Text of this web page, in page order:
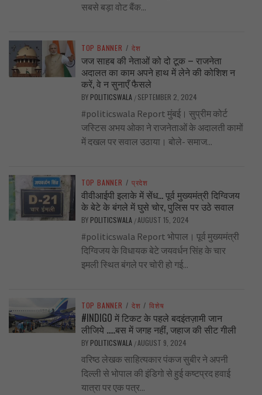
सबसे बड़ा वोट बैंक...
TOP BANNER / देश
जज साहब की नेताओं को दो टूक – राजनेता
अदालत का काम अपने हाथ में लेने की कोशिश न
करें, वे न सुनाएँ फैसले
BY POLITICSWALA / SEPTEMBER 2, 2024
#politicswala Report मुंबई। सुप्रीम कोर्ट
जस्टिस अभय ओका ने राजनेताओं के अदालती कामों
में दखल पर सवाल उठाया। बोले- समाज...
TOP BANNER / प्रदेश
वीवीआईपी इलाके में सेंध… पूर्व मुख्यमंत्री दिग्विजय
के बेटे के बंगले में घुसे चोर, पुलिस पर उठे सवाल
BY POLITICSWALA /AUGUST 15, 2024
#politicswala Report भोपाल। पूर्व मुख्यमंत्री
दिग्विजय के विधायक बेटे जयवर्धन सिंह के चार
इमली स्थित बंगले पर चोरी हो गई...
TOP BANNER / देश / विशेष
#INDIGO में टिकट के पहले बदइंतज़ामी जान
लीजिये …..बस में जगह नहीं, जहाज की सीट गीली
BY POLITICSWALA /AUGUST 9, 2024
वरिष्ठ लेखक साहित्यकार पंकज सुबीर ने अपनी
दिल्ली से भोपाल की इंडिगो से हुई कष्टप्रद हवाई
यात्रा पर एक पत्र...